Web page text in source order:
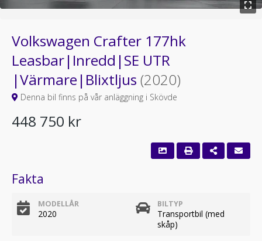
Volkswagen Crafter 177hk
Leasbar|Inredd|SE UTR
|Värmare|Blixtljus (2020)
Denna bil finns på vår anläggning i Skövde
448 750 kr
Fakta
MODELLÅR
2020
BILTYP
Transportbil (med
skåp)